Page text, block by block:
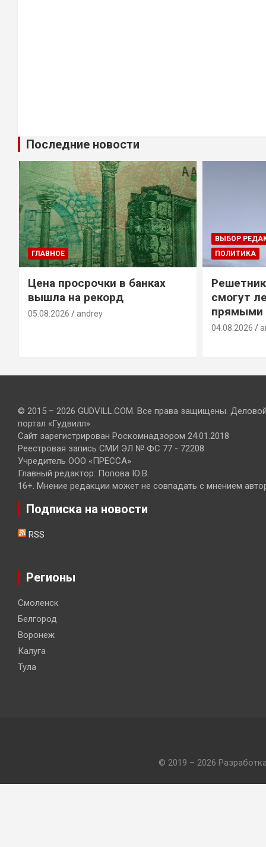
Последние новости
ГЛАВНОЕ
Цена просрочки в банках
вышла на рекорд
05.08.2026 andrey
ВЫБОР
ПОЛИТИКА
смогут
прямыми
04.08.2026
© 2015 – 2026 GUDVILL.COM. Все права защищены.
портал «Гудвилл»
Сайт зарегистрирован Роскомнадзором 24.01.2018
Реестровая запись СМИ ЭЛ № ФС 77 - 72208
Учредитель ООО «ПРЕССА»
Главный редактор: Попова Ю.В.
16+. Мнение редакции может не совпадать с мнением
Подписка на новости
RSS
Регионы
Смоленск
Белгород
Воронеж
Калуга
Тула
© 2019 – 2026